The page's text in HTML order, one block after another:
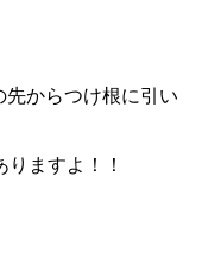
からつけ根に引い
ますよ！！